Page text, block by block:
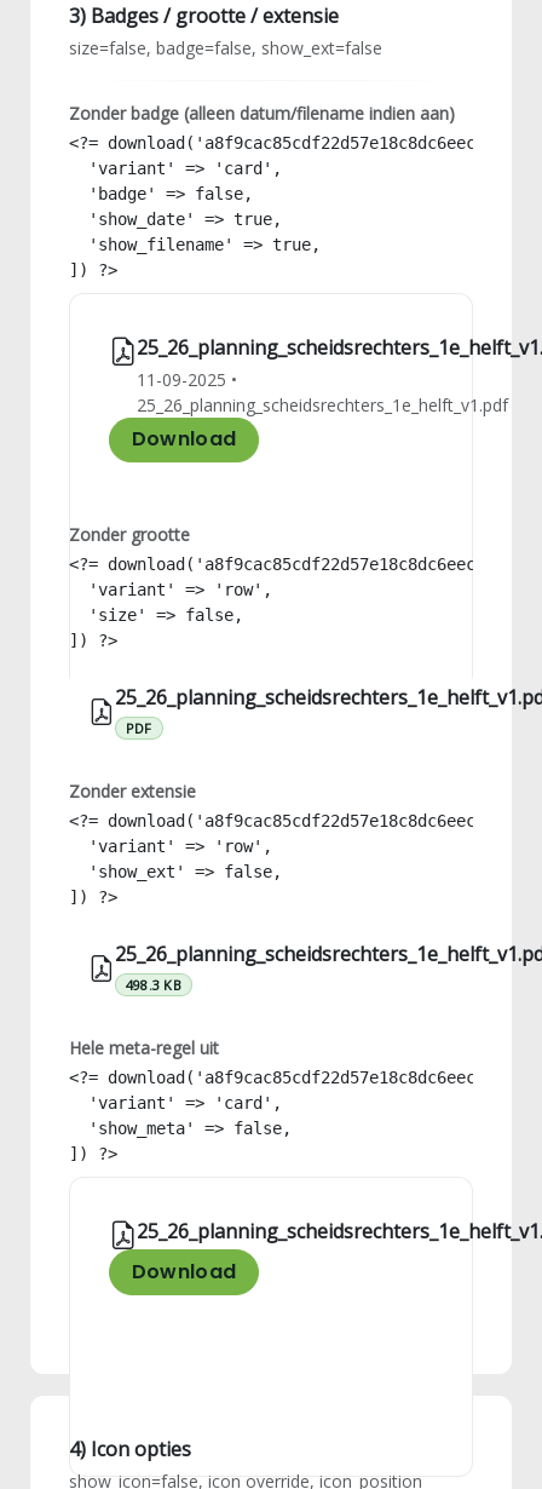
3) Badges / grootte / extensie
size=false, badge=false, show_ext=false
Zonder badge (alleen datum/filename indien aan)
<?=
  'variant' => 'card',
  'badge' => false,
  'show_date' => true,
  'show_filename' => true,
]) ?>
11-09-2025 •
25_26_planning_scheidsrechters_1e_helft_v1.pdf
Download
Zonder grootte
<?=
  'variant' => 'row',
  'size' => false,
]) ?>
PDF
Zonder extensie
<?=
  'variant' => 'row',
  'show_ext' => false,
]) ?>
498.3 KB
Hele meta-regel uit
<?=
  'variant' => 'card',
  'show_meta' => false,
]) ?>
Download
4) Icon opties
show_icon=false, icon override, icon_position